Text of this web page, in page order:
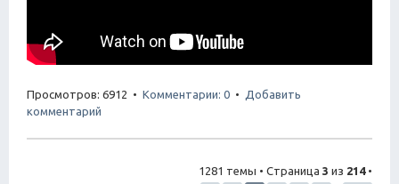
Просмотров: 6912 • Комментарии: 0 •
Добавить
комментарий
1281 темы • Страница 3 из 214•